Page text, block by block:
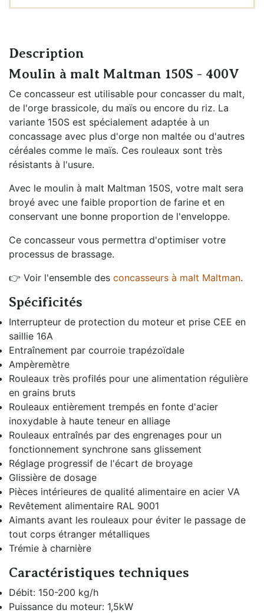
Description
Moulin à malt Maltman 150S - 400V
Ce concasseur est utilisable pour concasser du malt,
de l'orge brassicole, du maïs ou encore du riz. La
variante 150S est spécialement adaptée à un
concassage avec plus d'orge non maltée ou d'autres
céréales comme le maïs. Ces rouleaux sont très
résistants à l'usure.
Avec le moulin à malt Maltman 150S, votre malt sera
broyé avec une faible proportion de farine et en
conservant une bonne proportion de l'enveloppe.
Ce concasseur vous permettra d'optimiser votre
processus de brassage.
👉 Voir l'ensemble des concasseurs à malt Maltman.
Spécificités
Interrupteur de protection du moteur et prise CEE en
saillie 16A
Entraînement par courroie trapézoïdale
Ampèremètre
Rouleaux très profilés pour une alimentation régulière
en grains bruts
Rouleaux entièrement trempés en fonte d'acier
inoxydable à haute teneur en alliage
Rouleaux entraînés par des engrenages pour un
fonctionnement synchrone sans glissement
Réglage progressif de l'écart de broyage
Glissière de dosage
Pièces intérieures de qualité alimentaire en acier VA
Revêtement alimentaire RAL 9001
Aimants avant les rouleaux pour éviter le passage de
tout corps étranger métalliques
Trémie à charnière
Caractéristiques techniques
Débit: 150-200 kg/h
Puissance du moteur: 1,5kW